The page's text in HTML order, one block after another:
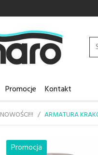
Promocje Kontakt
NOWOŚCI!!! ARMATURA
Promocja